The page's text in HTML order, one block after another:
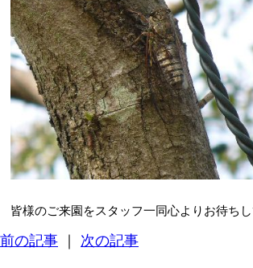
皆様のご来園をスタッフ一同心よりお待ちし
前の記事 ｜ 次の記事